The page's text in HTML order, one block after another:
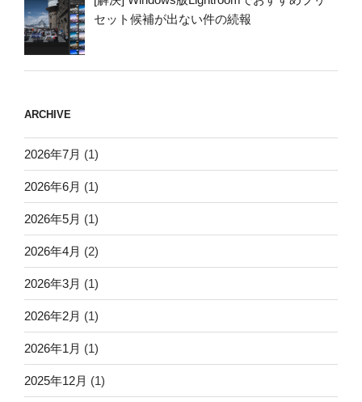
セット候補が出ない件の続報
ARCHIVE
2026年7月 (1)
2026年6月 (1)
2026年5月 (1)
2026年4月 (2)
2026年3月 (1)
2026年2月 (1)
2026年1月 (1)
2025年12月 (1)